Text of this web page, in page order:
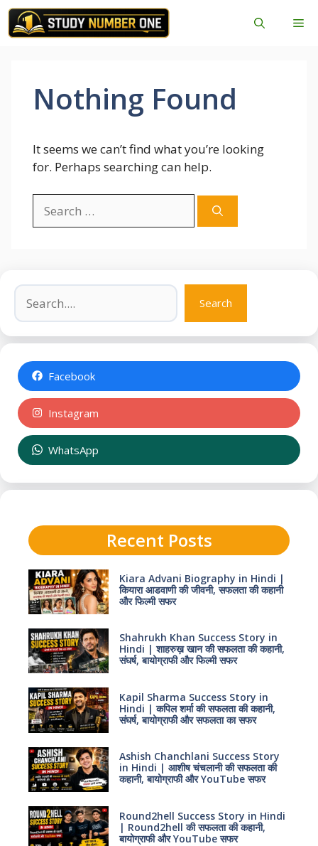
Skip
content
Nothing Found
It seems we can’t find what you’re looking
for. Perhaps searching can help.
for:
Search
Search
Facebook
Instagram
WhatsApp
Recent Posts
Kiara Advani Biography in Hindi |
कियारा आडवाणी की जीवनी, सफलता की कहानी
और फिल्मी सफर
Shahrukh Khan Success Story in
Hindi | शाहरुख़ खान की सफलता की कहानी,
संघर्ष, बायोग्राफी और फिल्मी सफर
Kapil Sharma Success Story in
Hindi | कपिल शर्मा की सफलता की कहानी,
संघर्ष, बायोग्राफी और सफलता का सफर
Ashish Chanchlani Success Story
in Hindi | आशीष चंचलानी की सफलता की
कहानी, बायोग्राफी और YouTube सफर
Round2hell Success Story in Hindi
| Round2hell की सफलता की कहानी,
बायोग्राफी और YouTube सफर